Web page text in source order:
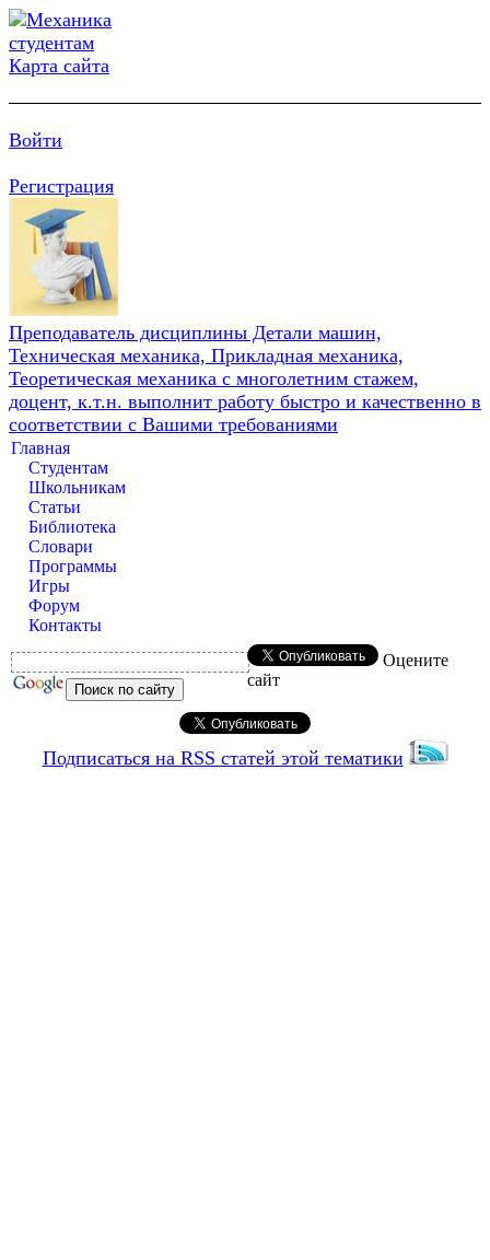
Карта сайта
Войти
Регистрация
Преподаватель дисциплины Детали машин,
Техническая механика, Прикладная механика,
Теоретическая механика с многолетним стажем,
доцент, к.т.н. выполнит работу быстро и качественно в
соответствии с Вашими требованиями
Главная
Студентам
Школьникам
Статьи
Библиотека
Словари
Программы
Игры
Форум
Контакты
Оцените
сайт
Подписаться на RSS статей этой тематики